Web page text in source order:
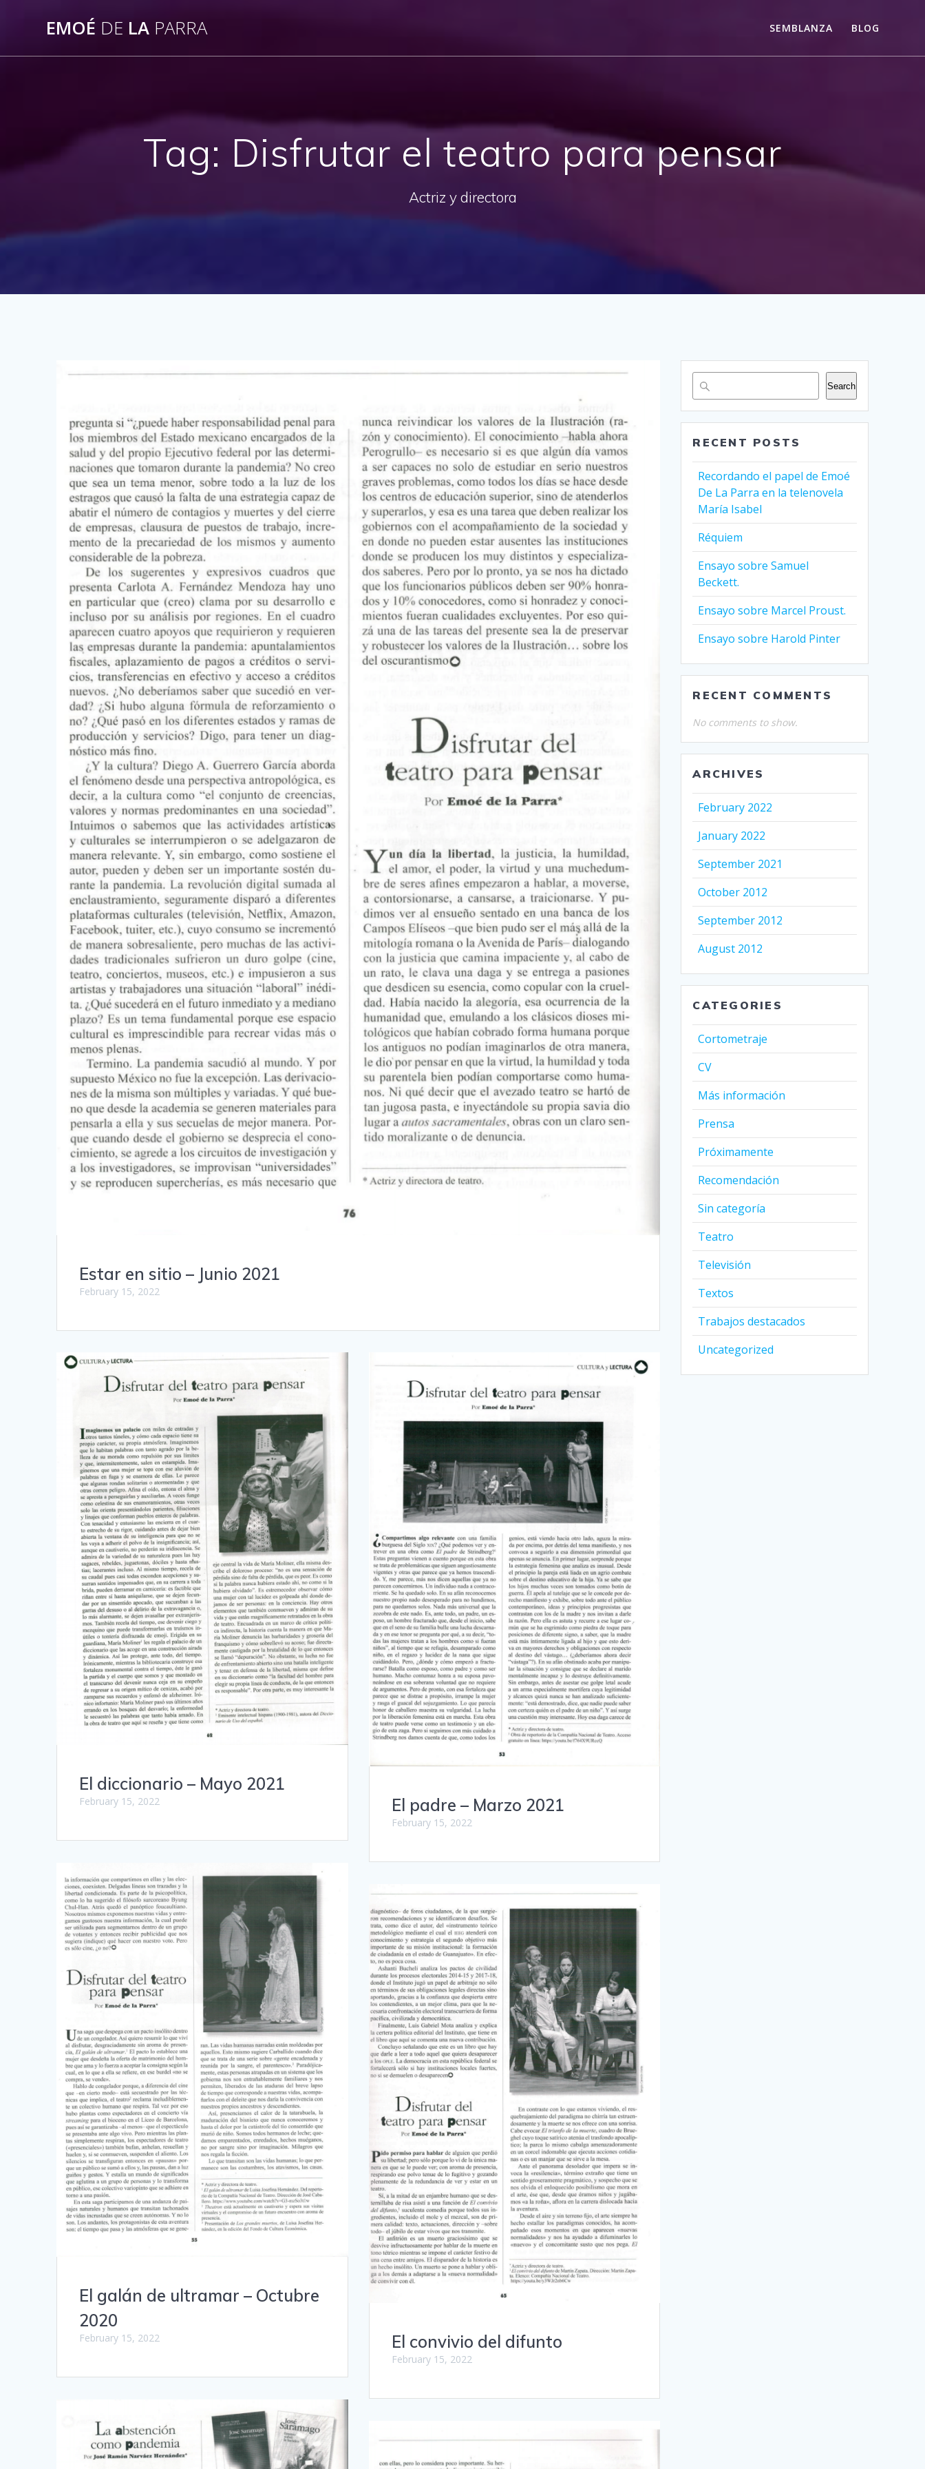
EMOÉ DE LA PARRA SEMBLANZA BLOG
Tag: Disfrutar el teatro para pensar
Actriz y directora
Estar en sitio – Junio 2021
February 15, 2022
El diccionario – Mayo 2021
February 15, 2022 El padre – Marzo 2021
February 15, 2022
El galán de ultramar – Octubre
2020
February 15, 2022 El convivio del difunto
February 15, 2022
Search
RECENT POSTS
Recordando el papel de Emoé
De La Parra en la telenovela
María Isabel
Réquiem
Ensayo sobre Samuel
Beckett.
Ensayo sobre Marcel Proust.
Ensayo sobre Harold Pinter
RECENT COMMENTS
No comments to show.
ARCHIVES
February 2022
January 2022
September 2021
October 2012
September 2012
August 2012
CATEGORIES
Cortometraje
CV
Más información
Prensa
Próximamente
Recomendación
Sin categoría
Teatro
Televisión
Textos
Trabajos destacados
Uncategorized